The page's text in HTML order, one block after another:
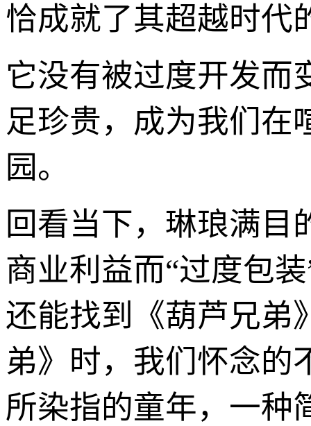
恰成就了其超越时代
它没有被过度开发而
足珍贵，成为我们在
园。
回看当下，琳琅满目
商业利益而“过度包
还能找到《葫芦兄弟
弟》时，我们怀念的
所染指的童年，一种